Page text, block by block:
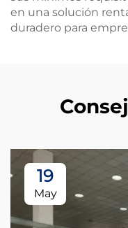
en una solución
duradero para
19
May